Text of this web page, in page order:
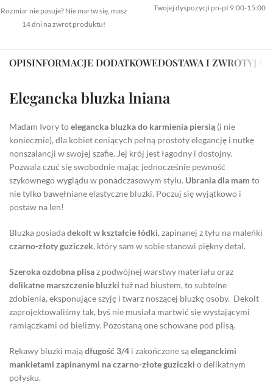
Rozmiar nie pasuje? Nie martw się, masz
14 dni na zwrot produktu!
Twojej dyspozycji pn-pt 9:00-15:00
OPISINFORMACJE DODATKOWEDOSTAWA I ZWROTY
Elegancka bluzka lniana
Madam Ivory toelegancka bluzka do karmienia piersią (i nie
koniecznie), dla kobiet ceniących pełną prostoty elegancję i nutkę
nonszalancji w swojej szafie. Jej krój jest łagodny i dostojny.
Pozwala czuć się swobodnie mając jednocześnie pewność
szykownego wyglądu w ponadczasowym stylu. Ubrania dla mam to
nie tylko bawełniane elastyczne bluzki. Poczuj się wyjątkowo i
postaw na len!
Bluzka posiadadekolt w kształcie łódki, zapinanej z tyłu na maleńki
czarno-złoty guziczek, który sam w sobie stanowi piękny detal.
Szeroka ozdobna plisaz podwójnej warstwy materiału oraz
delikatne marszczenie bluzki tuż nad biustem, to subtelne
zdobienia, eksponujące szyję i twarz noszącej bluzkę osoby. Dekolt
zaprojektowaliśmy tak, byś nie musiała martwić się wystającymi
ramiączkami od bielizny. Pozostaną one schowane pod plisą.
Rękawy bluzki majądługość 3/4 i zakończone sąeleganckimi
mankietami zapinanymi na czarno-złote guziczki o delikatnym
połysku.